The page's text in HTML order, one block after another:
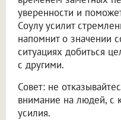
уверенности и
Соулу усилит
напомнит о значении
ситуациях добиться
с другими.
Совет: не
внимание на людей, с
усилия.